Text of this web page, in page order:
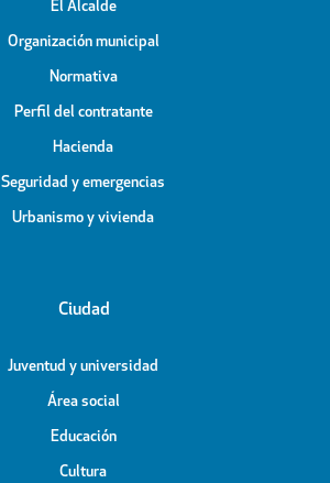
El Alcalde
Organización municipal
Normativa
Perfil del contratante
Hacienda
Seguridad y emergencias
Urbanismo y vivienda
Ciudad
Juventud y universidad
Área social
Educación
Cultura